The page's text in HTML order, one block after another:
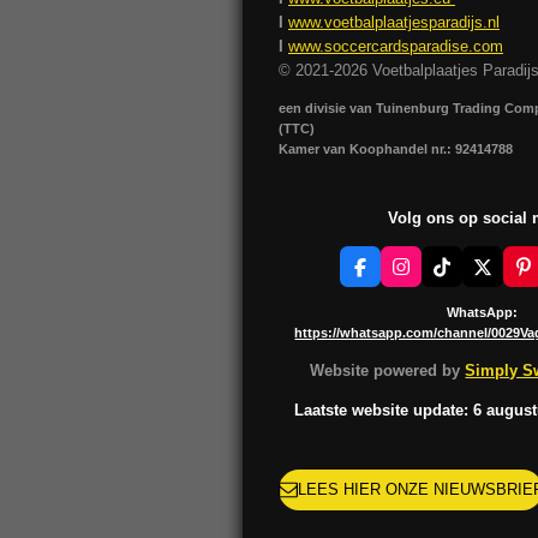
www.voetbalplaatjesparadijs.nl
www.soccercardsparadise.com
© 2021-2026 Voetbalplaatjes Paradijs
een divisie van Tuinenburg Trading
(TTC)
Kamer van Koophandel nr.: 92414788
Volg ons op social
F
a
e
b
o
o
I
n
t
a
g
r
m
T
k
T
o
k
X
P
i
t
e
r
e
t
WhatsApp:
https://whatsapp.com/channel/
Website powered bySimply
Laatste website update: 6
LEES HIER ONZE